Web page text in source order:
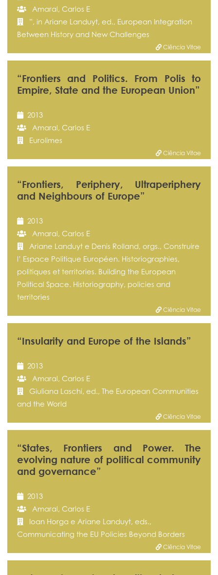
Amaral, Carlos E
”, in Ariane Landuyt, ed., European Integration
Between History and New Challenges
Ciência Vitae
“Frontiers and Politics. From Polis to
Empire, State and the European Union”
2013
Amaral, Carlos E
Eurolimes
Ciência Vitae
“Frontiers, Periphery, Ultraperiphery
and Neighbours of Europe”
2013
Amaral, Carlos E
Ariane Landuyt e Denis Rolland, orgs., Construire
l’ Espace Politique Européen. Historiographies,
politiques et territories. Building the European
Political Space. Historiography, policies and
territories
Ciência Vitae
“Insularity and Europe of the Islands”
2013
Amaral, Carlos E
Giuliana Laschi, ed., The European Communities
and the World
Ciência Vitae
“States, Frontiers and Power. The
evolving nature of political community
and governance”
2013
Amaral, Carlos E
Ioan Horga e Ariane Landuyt, eds.,
Communicating the EU Policies Beyond Borders
Ciência Vitae